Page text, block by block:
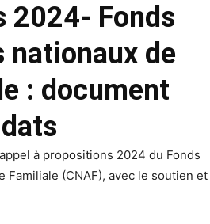
2024- Fonds
nationaux de
: document
à propositions 2024 du Fonds
Familiale (CNAF), avec le soutien et